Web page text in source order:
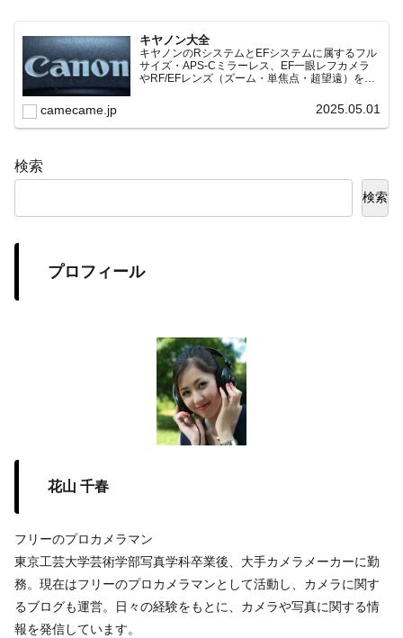
キヤノン大全
キヤノンのRシステムとEFシステムに属するフル
サイズ・APS-Cミラーレス、EF一眼レフカメラ
やRF/EFレンズ（ズーム・単焦点・超望遠）をカ
常に機種の内部リンク設計で回遊性向上と快適表
camecame.jp 2025.05.01
検索
検索
プロフィール
花山 千春
フリーのプロカメラマン
東京工芸大学芸術学部写真学科卒業後、大手カメラメーカーに勤
務。現在はフリーのプロカメラマンとして活動し、カメラに関す
るブログも運営。日々の経験をもとに、カメラや写真に関する情
報を発信しています。